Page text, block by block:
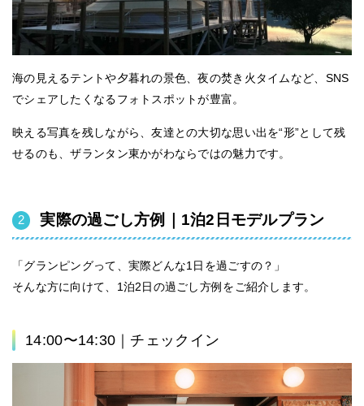
海の見えるテントや夕暮れの景色、夜の焚き火タイムなど、 SNS
でシェアしたくなるフォトスポットが豊富。
映える写真を残しながら、友達との大切な思い出を“形”として残
せるのも、ザランタン東かがわならではの魅力です。
実際の過ごし方例｜1泊2日モデルプラン
「グランピングって、実際どんな1日を過ごすの？」
そんな方に向けて、 1泊2日の過ごし方例 をご紹介します。
14:00〜14:30｜チェックイン